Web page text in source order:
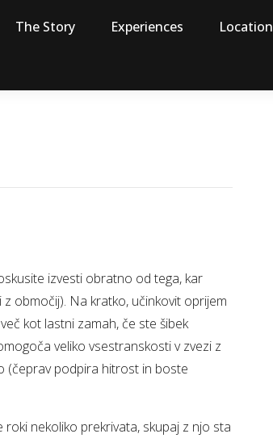
The Story Experiences Location
izvesti obratno od tega, kar
območij). Na kratko, učinkovit oprijem
kot lastni zamah, če ste šibek
veliko vsestranskosti v zvezi z
(čeprav podpira hitrost in boste
nekoliko prekrivata, skupaj z njo sta